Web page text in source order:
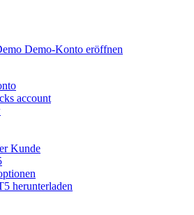
Demo-Konto eröffnen
account
Kunde
herunterladen